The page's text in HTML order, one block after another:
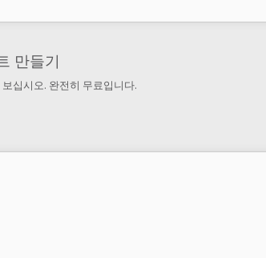
만들기
십시오. 완전히 무료입니다.